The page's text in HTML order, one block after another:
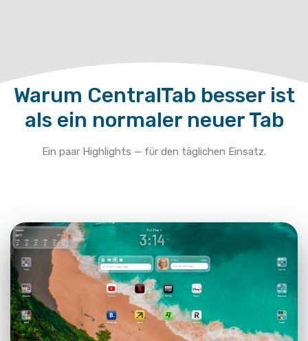
Warum CentralTab besser ist
als ein normaler neuer Tab
Ein paar Highlights — für den täglichen Einsatz.